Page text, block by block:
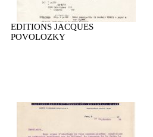
EDITIONS JACQUES
POVOLOZKY